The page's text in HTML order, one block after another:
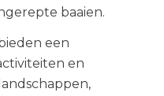
baaien.
een
en